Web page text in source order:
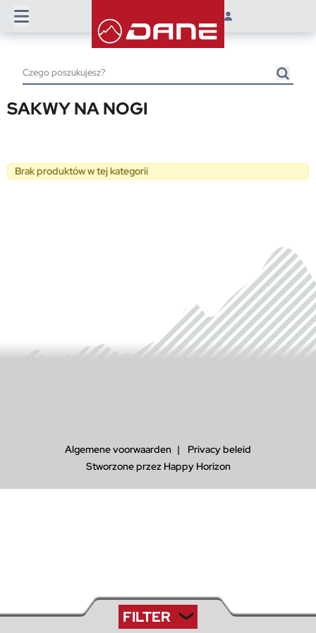
FILTER
SAKWY NA NOGI
Brak produktów w tej kategorii
Algemene voorwaarden
Privacy beleid
Stworzone przez Happy Horizon